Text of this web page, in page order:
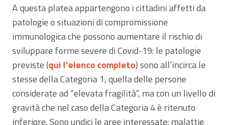
A questa platea appartengono i cittadini affetti da
patologie o situazioni di compromissione
immunologica che possono aumentare il rischio di
sviluppare forme severe di Covid-19: le patologie
previste (qui l’elenco completo) sono all’incirca le
stesse della Categoria 1, quella delle persone
considerate ad “elevata fragilità”, ma con un livello di
gravità che nel caso della Categoria 4 è ritenuto
inferiore. Sono undici le aree interessate: malattie